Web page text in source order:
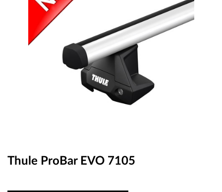
Thule ProBar EVO 7105
Любими
0 продукта